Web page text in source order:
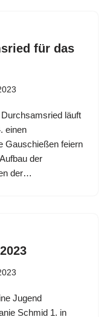
für das
läuft
einen
Gauschießen feiern
der
der…
Jugend
Schmid 1. in